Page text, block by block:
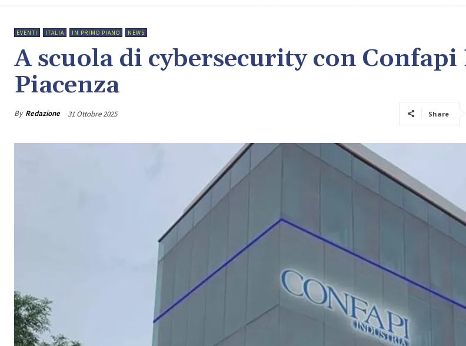
EVENTI ITALIA IN PRIMO PIANO NEWS
A scuola di cybersecurity con
Piacenza
By Redazione 31 Ottobre 2025 Share